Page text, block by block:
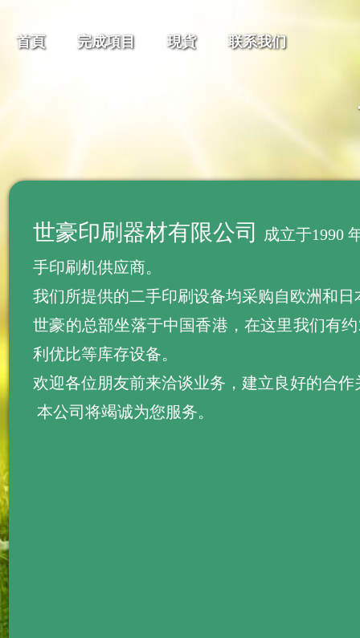
首頁 完成項目 現貨 联系我们
世豪印刷器材有限公司
成立于1990
手印刷机供应商。
我们所提供的二手印刷设备均采购自欧洲和
世豪的总部坐落于中国香港，在这里我们有约
利优比等库存设备。
欢迎各位朋友前来洽谈业务，建立良好的合
本公司将竭诚为您服务。